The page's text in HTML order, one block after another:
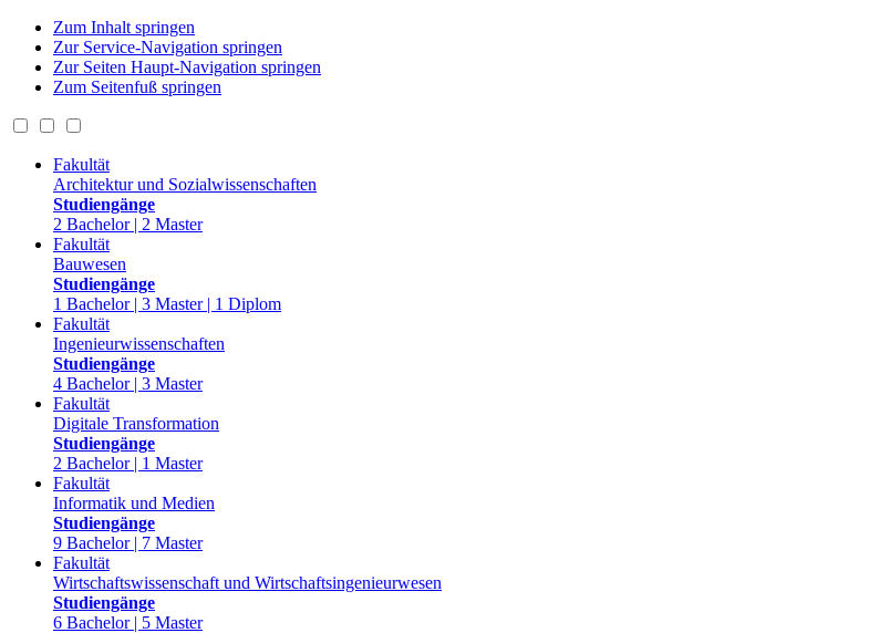
Zum Inhalt springen
Zur Service-Navigation springen
Zur Seiten Haupt-Navigation springen
Zum Seitenfuß springen
Fakultät
Architektur und Sozialwissenschaften
Studiengänge
2 Bachelor | 2 Master
Fakultät
Bauwesen
Studiengänge
1 Bachelor | 3 Master | 1 Diplom
Fakultät
Ingenieurwissenschaften
Studiengänge
4 Bachelor | 3 Master
Fakultät
Digitale Transformation
Studiengänge
2 Bachelor | 1 Master
Fakultät
Informatik und Medien
Studiengänge
9 Bachelor | 7 Master
Fakultät
Wirtschaftswissenschaft und Wirtschaftsingenieurwesen
Studiengänge
6 Bachelor | 5 Master